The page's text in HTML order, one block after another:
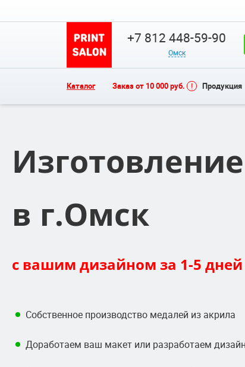
+7 812 448-59-90
Омск
Каталог Заказ от 10 000 руб. Продукция
в г.Омск
с вашим дизайном за 1-5 дней
Собственное производство медалей из акрила
Доработаем ваш макет или разработаем